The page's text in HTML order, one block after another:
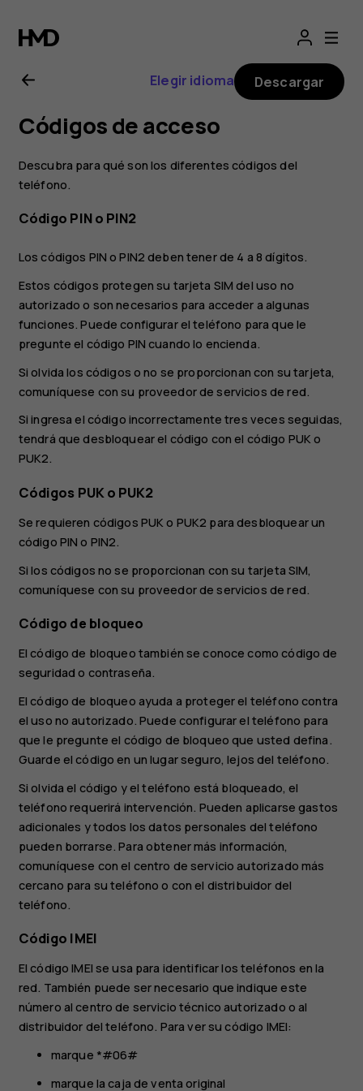
Manual
del
usuario
de
Nokia
C20
Elegir idioma Descargar
Códigos de acceso
Descubra para qué son los diferentes códigos del
teléfono.
Código PIN o PIN2
Los códigos PIN o PIN2 deben tener de 4 a 8 dígitos.
Estos códigos protegen su tarjeta SIM del uso no
autorizado o son necesarios para acceder a algunas
funciones. Puede configurar el teléfono para que le
pregunte el código PIN cuando lo encienda.
Si olvida los códigos o no se proporcionan con su tarjeta,
comuníquese con su proveedor de servicios de red.
Si ingresa el código incorrectamente tres veces seguidas,
tendrá que desbloquear el código con el código PUK o
PUK2.
Códigos PUK o PUK2
Se requieren códigos PUK o PUK2 para desbloquear un
código PIN o PIN2.
Si los códigos no se proporcionan con su tarjeta SIM,
comuníquese con su proveedor de servicios de red.
Código de bloqueo
El código de bloqueo también se conoce como código de
seguridad o contraseña.
El código de bloqueo ayuda a proteger el teléfono contra
el uso no autorizado. Puede configurar el teléfono para
que le pregunte el código de bloqueo que usted defina.
Guarde el código en un lugar seguro, lejos del teléfono.
Si olvida el código y el teléfono está bloqueado, el
teléfono requerirá intervención. Pueden aplicarse gastos
adicionales y todos los datos personales del teléfono
pueden borrarse. Para obtener más información,
comuníquese con el centro de servicio autorizado más
cercano para su teléfono o con el distribuidor del
teléfono.
Código IMEI
El código IMEI se usa para identificar los teléfonos en la
red. También puede ser necesario que indique este
número al centro de servicio técnico autorizado o al
distribuidor del teléfono. Para ver su código IMEI:
marque *#06#
marque la caja de venta original